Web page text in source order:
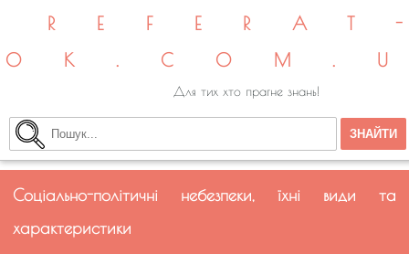
Для тих хто прагне знань!
Соціально-політичні небезпеки, їхні види та
характеристики